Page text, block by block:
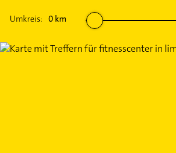
Umkreis: 0 km